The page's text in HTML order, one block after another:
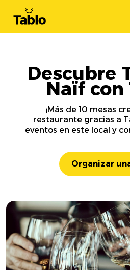
Descubre
Naïf con
¡Más de 10 mesas
restaurante gracias a
eventos en este local y
Organizar